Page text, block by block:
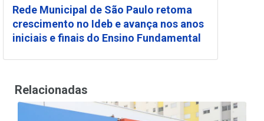
Rede Municipal de São Paulo retoma
crescimento no Ideb e avança nos anos
iniciais e finais do Ensino Fundamental
Relacionadas